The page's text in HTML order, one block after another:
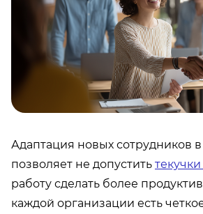
Адаптация новых сотрудников
позволяет не допустить
работу сделать более
каждой организации есть